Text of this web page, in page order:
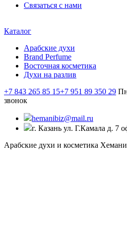
Связаться с нами
Каталог
Арабские духи
Brand Perfume
Восточная косметика
Духи на разлив
+7 843 265 85 15+7 951 89 350 29
звонок
hemanibiz@mail.ru
г. Казань ул. Г.Камала д. 7
Арабские духи и косметика